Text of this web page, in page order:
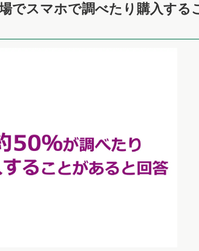
でスマホで調べたり購入する